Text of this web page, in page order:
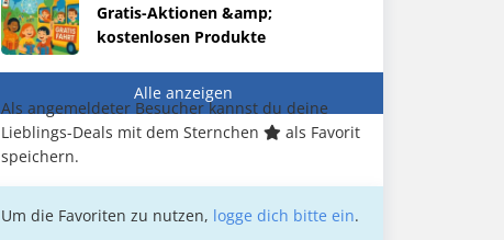
Gratis-Aktionen &amp;
kostenlosen Produkte
Alle anzeigen
Als angemeldeter Besucher kannst du deine
Lieblings-Deals mit dem Sternchen
als Favorit
speichern.
Um die Favoriten zu nutzen, logge dich bitte ein.